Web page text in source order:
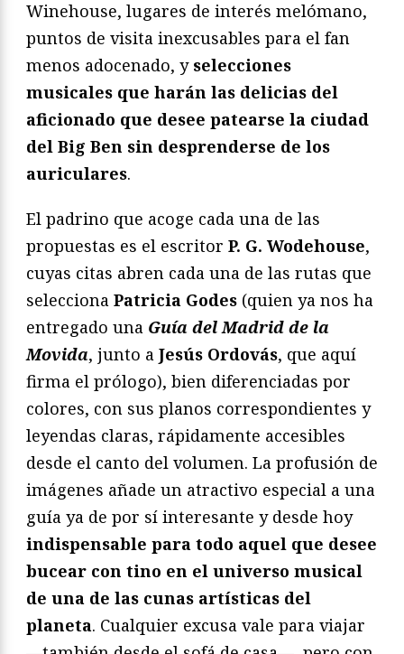
Winehouse, lugares de interés melómano,
puntos de visita inexcusables para el fan
menos adocenado, y selecciones
musicales que harán las delicias del
aficionado que desee patearse la ciudad
del Big Ben sin desprenderse de los
auriculares.
El padrino que acoge cada una de las
propuestas es el escritor P. G. Wodehouse,
cuyas citas abren cada una de las rutas que
selecciona Patricia Godes (quien ya nos ha
entregado una Guía del Madrid de la
Movida, junto a Jesús Ordovás, que aquí
firma el prólogo), bien diferenciadas por
colores, con sus planos correspondientes y
leyendas claras, rápidamente accesibles
desde el canto del volumen. La profusión de
imágenes añade un atractivo especial a una
guía ya de por sí interesante y desde hoy
indispensable para todo aquel que desee
bucear con tino en el universo musical
de una de las cunas artísticas del
planeta. Cualquier excusa vale para viajar